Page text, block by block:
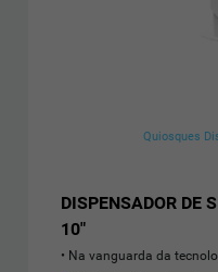
Quiosques
DISPENSADOR DE
10"
Na vanguarda da